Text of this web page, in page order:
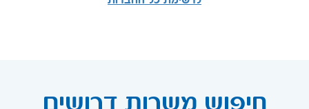
חיפוש משרות דרושים